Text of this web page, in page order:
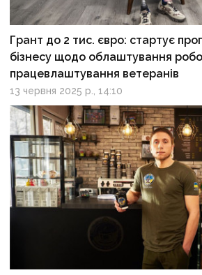
Грант до 2 тис. євро: стартує
бізнесу щодо облаштування
працевлаштування ветеранів
13 червня 2025 р., 14:10